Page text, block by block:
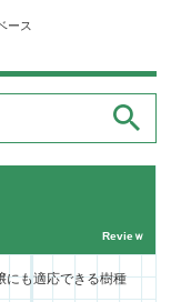
ース
にも適応できる樹種